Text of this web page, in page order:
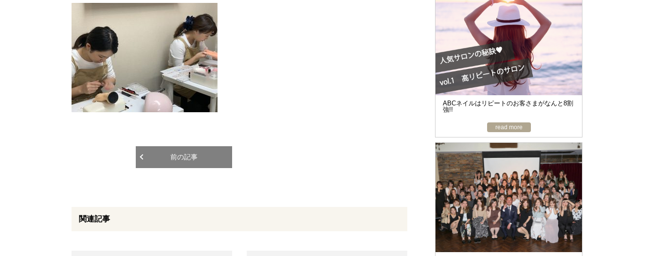
o
n
前の記事
関連記事
ABCネイルはリピートのお客さまがなんと8割
強!!
read more